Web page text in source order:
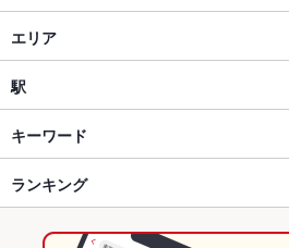
焼肉・ホルモン
焼肉
河原町・木屋町 × 焼肉・ホルモン
河原町・木屋町 × 焼肉
京都河原町駅 × 焼肉・ホルモン
エリア
四条河原町
四条河原町 × 焼肉・ホルモン
四条河原町 × 焼肉
駅
烏丸駅
京都河原町駅
祇園四条駅
キーワード
エビ料理
ランキング
京都のグルメランキング